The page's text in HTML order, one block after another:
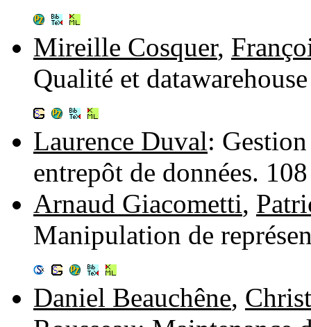
Mireille Cosquer,
Qualité et
Laurence Duval:
entrepôt de données.
Arnaud Giacometti,
Manipulation de
Daniel Beauchêne,